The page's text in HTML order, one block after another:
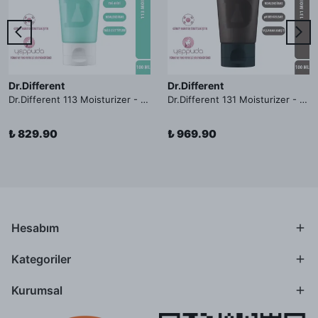
Dr.Different
Dr.Different 113 Moisturizer - Yağlı ve Hassas Cilt Tipleri İçin Yağ Asidi İçerikli Nemlendirici Krem
₺ 829.90
Dr.Different
Dr.Different 131 Moisturizer - Yaşlanma ve Kırışıklık Karşıtı Kolesterol İçerikli Nemlendirici Krem
₺ 969.90
Hesabım
Kategoriler
Kurumsal